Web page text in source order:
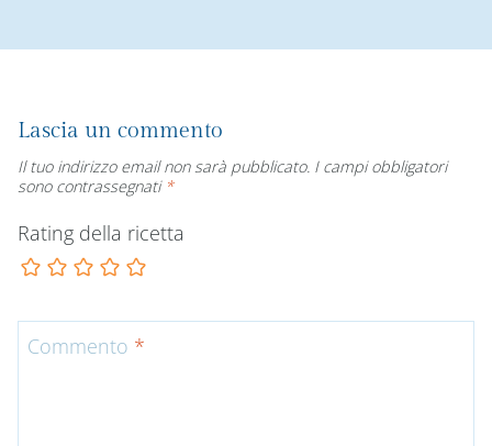
Lascia un commento
Il tuo indirizzo email non sarà pubblicato. I campi obbligatori
sono contrassegnati *
Rating della ricetta
Commento *